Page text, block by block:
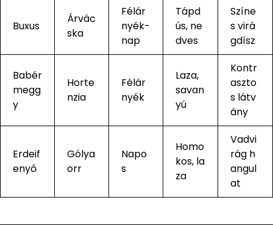
Buxus
Árvác
ska
Félár
nyék-
nap
Tápd
ús, ne
dves
Színe
s virá
gdísz
Babér
megg
y
Horte
nzia
Félár
nyék
Laza,
savan
yú
Kontr
aszto
s látv
ány
Erdeif
enyő
Gólya
orr
Napo
s
Homo
kos, la
za
Vadvi
rág h
angul
at